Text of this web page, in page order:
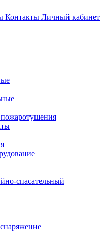
Контакты Личный кабинет
спасательный